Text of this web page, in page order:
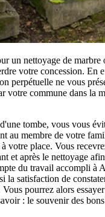
un nettoyage de marbre
votre concession. En
perpétuelle ne vous
votre commune dans la
tombe, vous vous
au membre de votre
votre place. Vous
et après le nettoyage
du travail accompli à
la satisfaction de
pourrez alors
: le souvenir des